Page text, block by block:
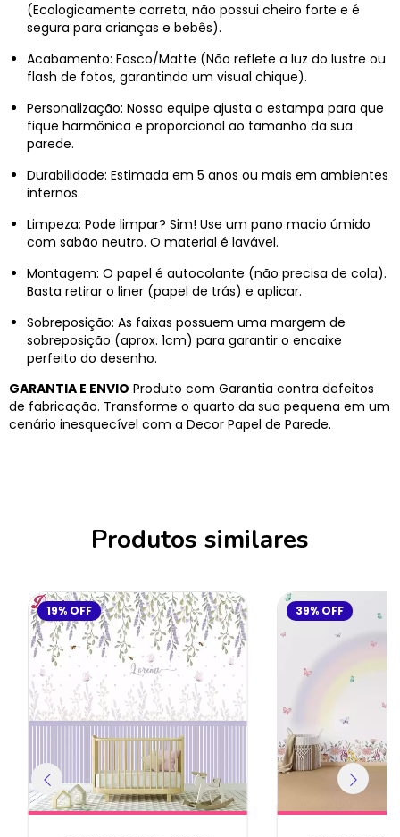
(Ecologicamente correta, não possui cheiro forte e é
segura para crianças e bebês).
Acabamento: Fosco/Matte (Não reflete a luz do lustre ou
flash de fotos, garantindo um visual chique).
Personalização: Nossa equipe ajusta a estampa para que
fique harmônica e proporcional ao tamanho da sua
parede.
Durabilidade: Estimada em 5 anos ou mais em ambientes
internos.
Limpeza: Pode limpar? Sim! Use um pano macio úmido
com sabão neutro. O material é lavável.
Montagem: O papel é autocolante (não precisa de cola).
Basta retirar o liner (papel de trás) e aplicar.
Sobreposição: As faixas possuem uma margem de
sobreposição (aprox. 1cm) para garantir o encaixe
perfeito do desenho.
GARANTIA E ENVIO Produto com Garantia contra defeitos
de fabricação. Transforme o quarto da sua pequena em um
cenário inesquecível com a Decor Papel de Parede.
Produtos similares
19% OFF 39% OFF